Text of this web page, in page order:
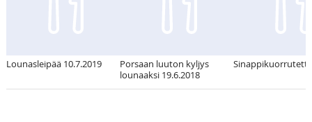
Lounasleipää 10.7.2019
Porsaan luuton kyljys
lounaaksi 19.6.2018